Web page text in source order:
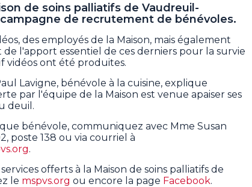
de soins palliatifs de Vaudreuil-
de recrutement de bénévoles.
des employés de la Maison, mais également
l'apport essentiel de ces derniers pour la survie
vidéos ont été produites.
Lavigne, bénévole à la cuisine, explique
par l'équipe de la Maison est venue apaiser ses
deuil.
bénévole, communiquez avec Mme Susan
poste 138 ou via courriel à
.
offerts à la Maison de soins palliatifs de
le mspvs.org ou encore la page Facebook.